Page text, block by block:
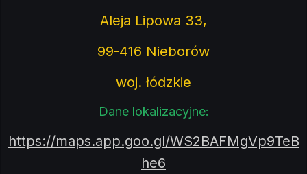
Aleja Lipowa 33,
99-416 Nieborów
woj. łódzkie
Dane lokalizacyjne:
https://maps.app.goo.gl/WS2BAFMgVp9TeB
he6